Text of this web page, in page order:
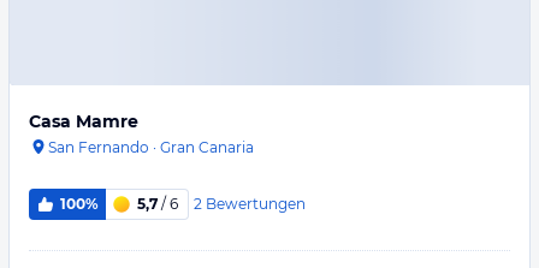
Casa Mamre
San Fernando · Gran Canaria
100% 5,7 / 6 2 Bewertungen